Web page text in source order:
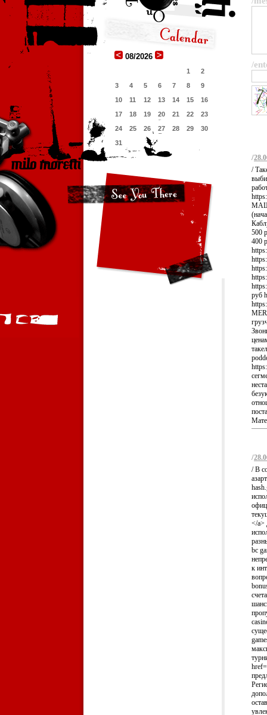
08/2026
1
2
3
4 5 6 7 8
9
10
11 12 13 14 15
16
17
18 19 20 21 22
23
24
25 26 27 28 29
30
31
/
/
/
500
400
руб
/
/ В
</a>
bc
к